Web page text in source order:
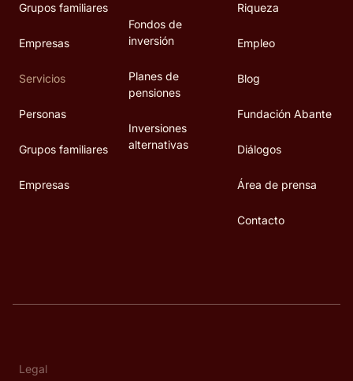
Grupos familiares
Empresas
Servicios
Personas
Grupos familiares
Empresas
Fondos de
inversión
Planes de
pensiones
Inversiones
alternativas
Riqueza
Empleo
Blog
Fundación Abante
Diálogos
Área de prensa
Contacto
Legal